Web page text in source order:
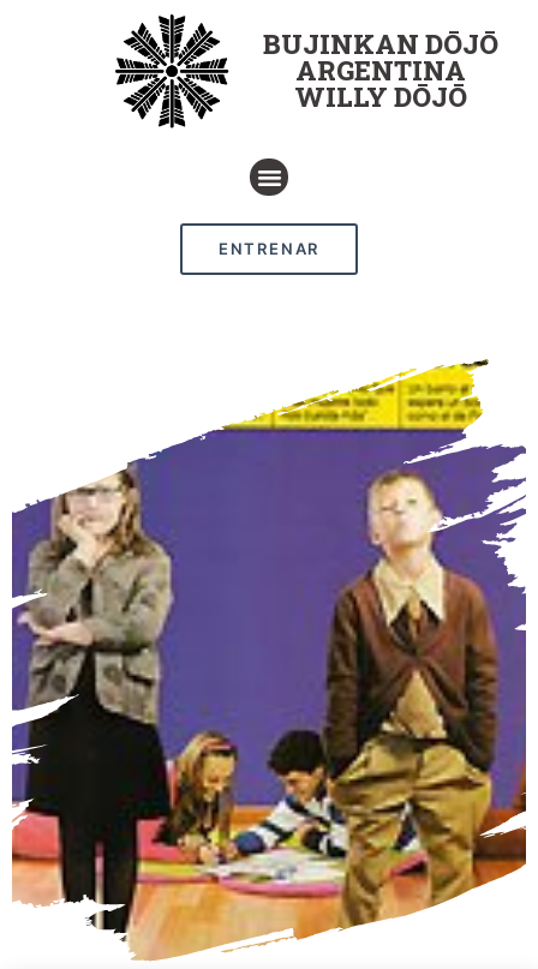
BUJINKAN DŌJŌ
ARGENTINA
WILLY DŌJŌ
ENTRENAR